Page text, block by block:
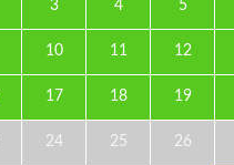
3 4 5
10 11 12
17 18 19
24 25 26